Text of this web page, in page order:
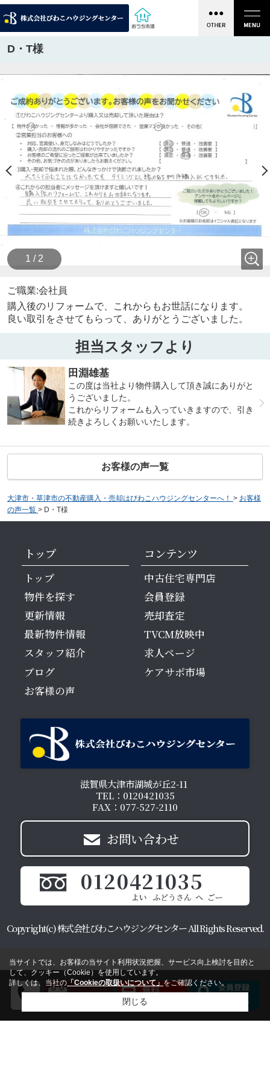
D・T様
1 / 2
ご職業:会社員
購入後のリフォームで、これからもお世話になります。
良い取引をさせてもらって、ありがとうございました。
担当スタッフより
田淵雄基
この度は当社より物件購入して頂き誠にありがと
うございました。
これからリフォームも入っていきますので、引き
続きよろしくお願いいたします。
お客様の声一覧
大津市・草津市の不動産購入・売却はびわこハウジングセンターへ！ > お客様
の声一覧 > D・T様
トップ
トップ
物件を探す
更新情報
最新物件情報
スタッフ紹介
ブログ
お客様の声
コンテンツ
中古住宅専門店
会員登録
売却査定
TVCM放映中
求人ページ
ケアサポ市場
滋賀県大津市湖城が丘2-11
TEL：0120421035
FAX：077-527-2110
お問い合わせ
0120421035
Copyright(c) 株式会社びわこハウジングセンター All Rights Reserved.
当サイトでは、お客様の当サイト利用状況把握、サービス向上検討を目的と
して、クッキー（Cookie）を使用しています。
詳しくは、当社の 「Cookieの取扱いについて」 をご確認ください。
閉じる